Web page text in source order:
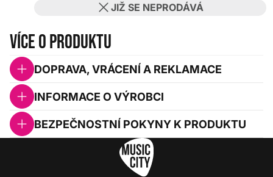
JIŽ SE NEPRODÁVÁ
Více o produktu
DOPRAVA, VRÁCENÍ A REKLAMACE
INFORMACE O VÝROBCI
BEZPEČNOSTNÍ POKYNY K PRODUKTU